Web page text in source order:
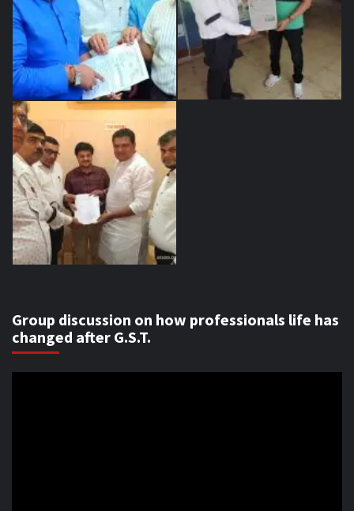
Group discussion on how professionals life has
changed after G.S.T.